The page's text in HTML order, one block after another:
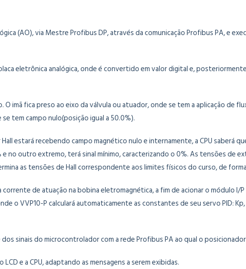
(AO), via Mestre Profibus DP, através da comunicação Profibus PA, e
eletrônica analógica, onde é convertido em valor digital e,
imã fica preso ao eixo da válvula ou atuador, onde se tem a aplicação de
tem campo nulo(posição igual a 50.0%).
estará recebendo campo magnético nulo e internamente, a CPU saberá
no outro extremo, terá sinal mínimo, caracterizando o 0%. As tensões de
as tensões de Hall correspondente aos limites físicos do curso, de
corrente de atuação na bobina eletromagnética, a fim de acionar o módulo
o VVP10-P calculará automaticamente as constantes de seu servo PID:
sinais do microcontrolador com a rede Profibus PA ao qual o
e a CPU, adaptando as mensagens a serem exibidas.